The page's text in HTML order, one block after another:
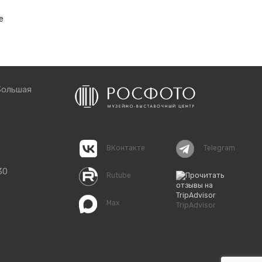
ВКонтакте
Rutube
Max
Telegram
TripAdvisor